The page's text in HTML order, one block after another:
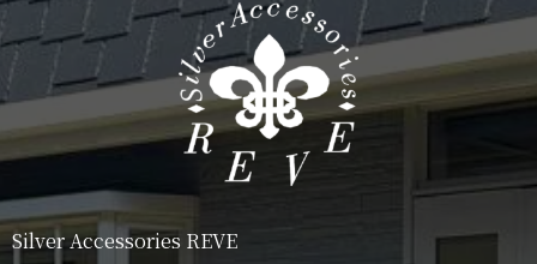
Silver Accessories REVE